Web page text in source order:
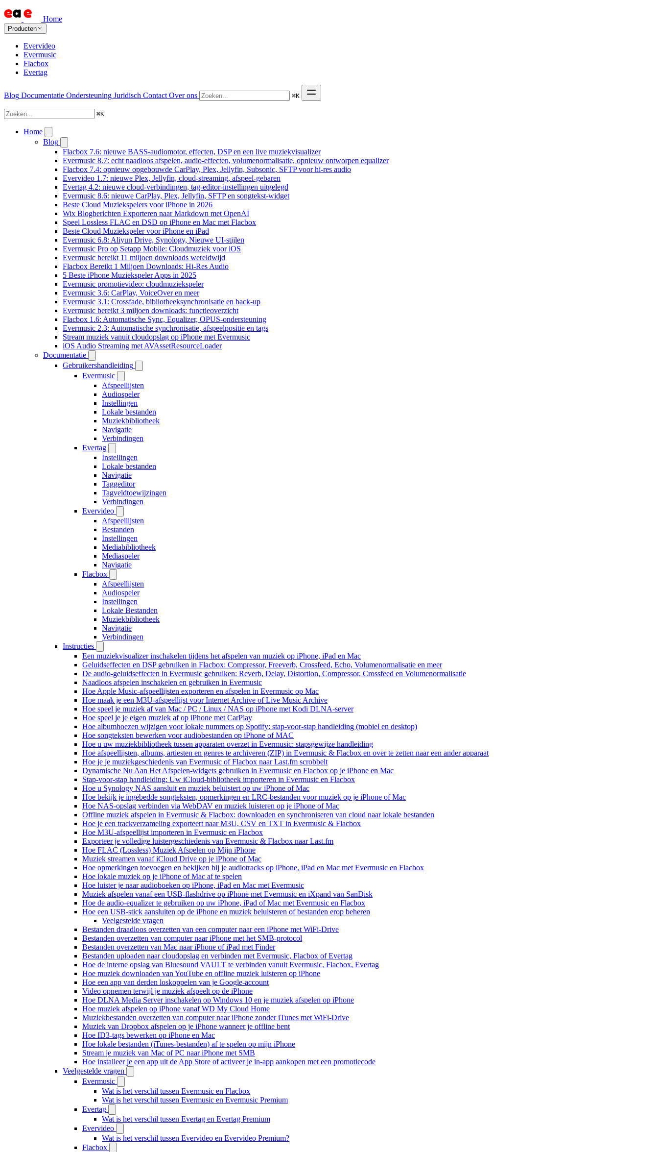
Home
Producten
Evervideo
Evermusic
Flacbox
Evertag
Blog Documentatie Ondersteuning Juridisch Contact Over ons ⌘K
⌘K
Home
Blog
Flacbox 7.6: nieuwe BASS-audiomotor, effecten, DSP en een live muziekvisualizer
Evermusic 8.7: echt naadloos afspelen, audio-effecten, volumenormalisatie, opnieuw ontworpen equalizer
Flacbox 7.4: opnieuw opgebouwde CarPlay, Plex, Jellyfin, Subsonic, SFTP voor hi-res audio
Evervideo 1.7: nieuwe Plex, Jellyfin, cloud-streaming, afspeel-gebaren
Evertag 4.2: nieuwe cloud-verbindingen, tag-editor-instellingen uitgelegd
Evermusic 8.6: nieuwe CarPlay, Plex, Jellyfin, SFTP en songtekst-widget
Beste Cloud Muziekspelers voor iPhone in 2026
Wix Blogberichten Exporteren naar Markdown met OpenAI
Speel Lossless FLAC en DSD op iPhone en Mac met Flacbox
Beste Cloud Muziekspeler voor iPhone en iPad
Evermusic 6.8: Aliyun Drive, Synology, Nieuwe UI-stijlen
Evermusic Pro op Setapp Mobile: Cloudmuziek voor iOS
Evermusic bereikt 11 miljoen downloads wereldwijd
Flacbox Bereikt 1 Miljoen Downloads: Hi-Res Audio
5 Beste iPhone Muziekspeler Apps in 2025
Evermusic promotievideo: cloudmuziekspeler
Evermusic 3.6: CarPlay, VoiceOver en meer
Evermusic 3.1: Crossfade, bibliotheeksynchronisatie en back-up
Evermusic bereikt 3 miljoen downloads: functieoverzicht
Flacbox 1.6: Automatische Sync, Equalizer, OPUS-ondersteuning
Evermusic 2.3: Automatische synchronisatie, afspeelpositie en tags
Stream muziek vanuit cloudopslag op iPhone met Evermusic
iOS Audio Streaming met AVAssetResourceLoader
Documentatie
Gebruikershandleiding
Evermusic
Afspeellijsten
Audiospeler
Instellingen
Lokale bestanden
Muziekbibliotheek
Navigatie
Verbindingen
Evertag
Instellingen
Lokale bestanden
Navigatie
Taggeditor
Tagveldtoewijzingen
Verbindingen
Evervideo
Afspeellijsten
Bestanden
Instellingen
Mediabibliotheek
Mediaspeler
Navigatie
Flacbox
Afspeellijsten
Audiospeler
Instellingen
Lokale Bestanden
Muziekbibliotheek
Navigatie
Verbindingen
Instructies
Een muziekvisualizer inschakelen tijdens het afspelen van muziek op iPhone, iPad en Mac
Geluidseffecten en DSP gebruiken in Flacbox: Compressor, Freeverb, Crossfeed, Echo, Volumenormalisatie en meer
De audio-geluidseffecten in Evermusic gebruiken: Reverb, Delay, Distortion, Compressor, Crossfeed en Volumenormalisatie
Naadloos afspelen inschakelen en gebruiken in Evermusic
Hoe Apple Music-afspeellijsten exporteren en afspelen in Evermusic op Mac
Hoe maak je een M3U-afspeellijst voor Internet Archive of Live Music Archive
Hoe speel je muziek af van Mac / PC / Linux / NAS op iPhone met Kodi DLNA-server
Hoe speel je je eigen muziek af op iPhone met CarPlay
Hoe albumhoezen wijzigen voor lokale nummers op Spotify: stap-voor-stap handleiding (mobiel en desktop)
Hoe songteksten bewerken voor audiobestanden op iPhone of MAC
Hoe u uw muziekbibliotheek tussen apparaten overzet in Evermusic: stapsgewijze handleiding
Hoe afspeellijsten, albums, artiesten en genres te archiveren (ZIP) in Evermusic & Flacbox en over te zetten naar een ander apparaat
Hoe je je muziekgeschiedenis van Evermusic of Flacbox naar Last.fm scrobbelt
Dynamische Nu Aan Het Afspelen-widgets gebruiken in Evermusic en Flacbox op je iPhone en Mac
Stap-voor-stap handleiding: Uw iCloud-bibliotheek importeren in Evermusic en Flacbox
Hoe u Synology NAS aansluit en muziek beluistert op uw iPhone of Mac
Hoe bekijk je ingebedde songteksten, opmerkingen en LRC-bestanden voor muziek op je iPhone of Mac
Hoe NAS-opslag verbinden via WebDAV en muziek luisteren op je iPhone of Mac
Offline muziek afspelen in Evermusic & Flacbox: downloaden en synchroniseren van cloud naar lokale bestanden
Hoe je een trackverzameling exporteert naar M3U, CSV en TXT in Evermusic & Flacbox
Hoe M3U-afspeellijst importeren in Evermusic en Flacbox
Exporteer je volledige luistergeschiedenis van Evermusic & Flacbox naar Last.fm
Hoe FLAC (Lossless) Muziek Afspelen op Mijn iPhone
Muziek streamen vanaf iCloud Drive op je iPhone of Mac
Hoe opmerkingen toevoegen en bekijken bij je audiotracks op iPhone, iPad en Mac met Evermusic en Flacbox
Hoe lokale muziek op je iPhone of Mac af te spelen
Hoe luister je naar audioboeken op iPhone, iPad en Mac met Evermusic
Muziek afspelen vanaf een USB-flashdrive op iPhone met Evermusic en iXpand van SanDisk
Hoe de audio-equalizer te gebruiken op uw iPhone, iPad of Mac met Evermusic en Flacbox
Hoe een USB-stick aansluiten op de iPhone en muziek beluisteren of bestanden erop beheren
Veelgestelde vragen
Bestanden draadloos overzetten van een computer naar een iPhone met WiFi-Drive
Bestanden overzetten van computer naar iPhone met het SMB-protocol
Bestanden overzetten van Mac naar iPhone of iPad met Finder
Bestanden uploaden naar cloudopslag en verbinden met Evermusic, Flacbox of Evertag
Hoe de interne opslag van Bluesound VAULT te verbinden vanuit Evermusic, Flacbox, Evertag
Hoe muziek downloaden van YouTube en offline muziek luisteren op iPhone
Hoe een app van derden loskoppelen van je Google-account
Video opnemen terwijl je muziek afspeelt op de iPhone
Hoe DLNA Media Server inschakelen op Windows 10 en je muziek afspelen op iPhone
Hoe muziek afspelen op iPhone vanaf WD My Cloud Home
Muziekbestanden overzetten van computer naar iPhone zonder iTunes met WiFi-Drive
Muziek van Dropbox afspelen op je iPhone wanneer je offline bent
Hoe ID3-tags bewerken op iPhone en Mac
Hoe lokale bestanden (iTunes-bestanden) af te spelen op mijn iPhone
Stream je muziek van Mac of PC naar iPhone met SMB
Hoe installeer je een app uit de App Store of activeer je in-app aankopen met een promotiecode
Veelgestelde vragen
Evermusic
Wat is het verschil tussen Evermusic en Flacbox
Wat is het verschil tussen Evermusic en Evermusic Premium
Evertag
Wat is het verschil tussen Evertag en Evertag Premium
Evervideo
Wat is het verschil tussen Evervideo en Evervideo Premium?
Flacbox